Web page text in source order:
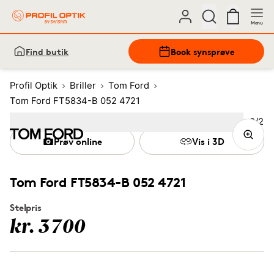
Menu
Find butik Book synsprøve
Profil Optik Briller
Tom Ford
Tom Ford FT5834-B 052 4721
Tom Ford FT5834-B 052 4721
Stelpris
kr. 3700
Prøv online Vis i 3D
2/2
Image (Current image)